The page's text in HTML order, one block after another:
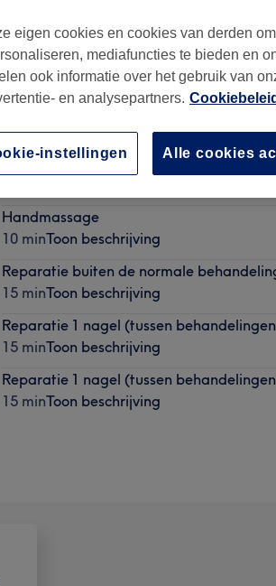
+ Toevoegen van een gellak kleur over
Handmassage
10 minToon beschrijving
Reparatie buiten de normale
15 minToon beschrijving
Reparatie 1 nagel (tussen
15 minToon beschrijving
Reparatie 1 nagel (tussen
15 minToon beschrijving
eigen cookies en cookies van derden
mediafuncties te bieden en
ook informatie over het gebruik van
en analysepartners. Cookiebeleid
Alle cookies
instellingen